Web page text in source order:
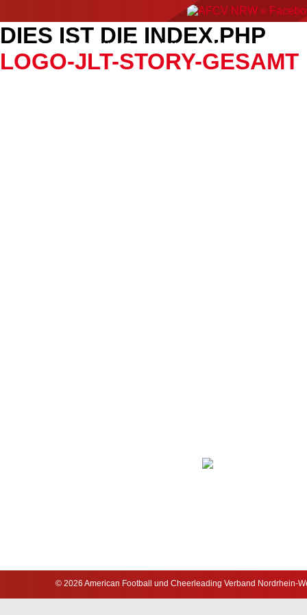
ERGEBNISSE NEWS EVENTS
DIES IST DIE INDEX.PHP
LOGO-JLT-STORY-GESAMT
© 2026 American Football und Cheerleading Verband Nordrhein-